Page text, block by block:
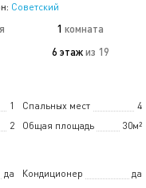
Советский
1 комната
6 этаж из 19
1 Спальных мест
4
2 Общая площадь 30м²
да Кондиционер
да